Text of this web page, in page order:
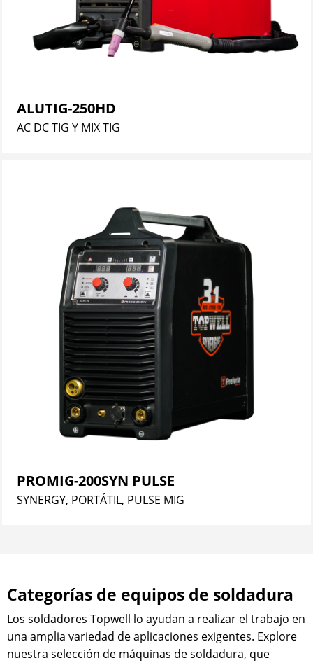
ALUTIG-250HD
AC DC TIG Y MIX TIG
PROMIG-200SYN PULSE
SYNERGY, PORTÁTIL, PULSE MIG
Categorías de equipos de soldadura
Los soldadores Topwell lo ayudan a realizar el trabajo en
una amplia variedad de aplicaciones exigentes. Explore
nuestra selección de máquinas de soldadura, que